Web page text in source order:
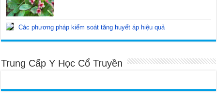
Các phương pháp kiểm soát tăng huyết áp hiệu quả
Trung Cấp Y Học Cổ Truyền